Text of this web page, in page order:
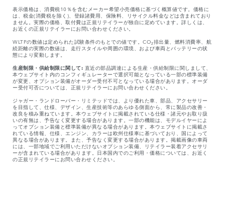
表示価格は、消費税10％を含むメーカー希望小売価格に基づく概算値です。価格に
は、税金(消費税を除く)、登録諸費用、保険料、リサイクル料金などは含まれており
ません。実際の価格、取付費は正規リテイラーが独自に定めています。詳しくは、
お近くの正規リテイラーにお問い合わせください。
WLTPの数値は定められた試験条件のもとでの値です。CO₂排出量、燃料消費率、航
続距離の実際の数値は、走行スタイルや周囲の環境、および車両とバッテリーの状
態により変動します。
生産制限・供給制限に関して: 直近の部品調達による生産・供給制限に関しまして、
本ウェブサイト内のコンフィギュレーターで選択可能となっている一部の標準装備
が変更、オプション装備がオーダー受付不可となっている場合があります。オーダ
ー受付可否については、正規リテイラーにお問い合わせください。​
ジャガー・ランドローバー・リミテッドでは、より優れた車、部品、アクセサリー
を目指して、仕様、デザイン、生産技術等のあらゆる側面から、常に製品の改善・
改良を積み重ねています。本ウェブサイトに掲載されている仕様・諸元やお取り扱
いの有無は、予告なく変更する場合があります。一部の機能は、モデルイヤーによ
ってオプション装備と標準装備が異なる場合があります。本ウェブサイトに掲載さ
れている情報、仕様、エンジン、カラーは欧州仕様車に基づいており、国によって
異なる場合があります。また、予告なく変更する場合があります。掲載画像の車両
には、一部地域でご利用いただけないオプション装備、リテイラー装着アクセサリ
ーが含まれている場合があります。日本国内でのご利用・価格については、お近く
の正規リテイラーにお問い合わせください。